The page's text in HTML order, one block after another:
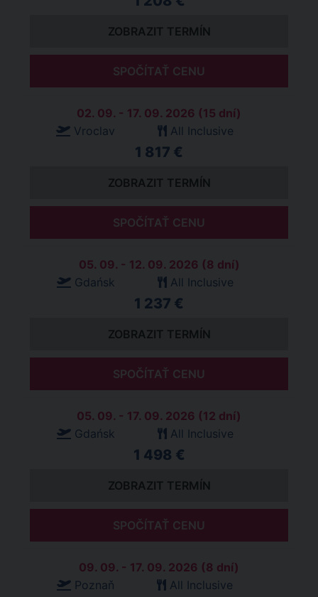
ZOBRAZIT TERMÍN
SPOČÍTAŤ CENU
02. 09. - 17. 09. 2026 (15 dní)
Vroclav
All Inclusive
1 817 €
ZOBRAZIT TERMÍN
SPOČÍTAŤ CENU
05. 09. - 12. 09. 2026 (8 dní)
Gdańsk
All Inclusive
1 237 €
ZOBRAZIT TERMÍN
SPOČÍTAŤ CENU
05. 09. - 17. 09. 2026 (12 dní)
Gdańsk
All Inclusive
1 498 €
ZOBRAZIT TERMÍN
SPOČÍTAŤ CENU
09. 09. - 17. 09. 2026 (8 dní)
Poznaň
All Inclusive